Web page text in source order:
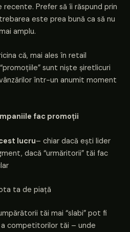
Prefer să îi răspund prin
este prea bună ca să nu
amplu.
că, mai ales în retail
sunt niște șiretlicuri
într-un anumit moment
fac promoții
lucru– chiar dacă ești lider
dacă “urmăritorii” tăi fac
ta de piață
tăi mai “slabi” pot fi
competitorilor tăi – unde